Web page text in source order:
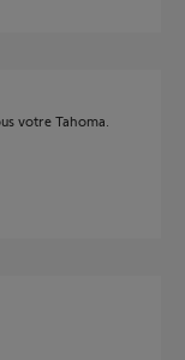
votre Tahoma.